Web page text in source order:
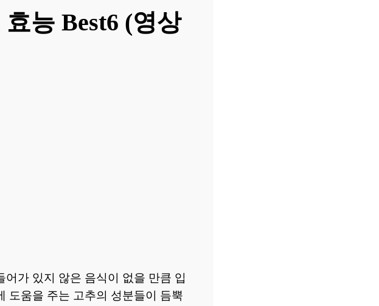
능 Best6 (영상
가 있지 않은 음식이 없을 만큼 입
도움을 주는 고추의 성분들이 듬뿍